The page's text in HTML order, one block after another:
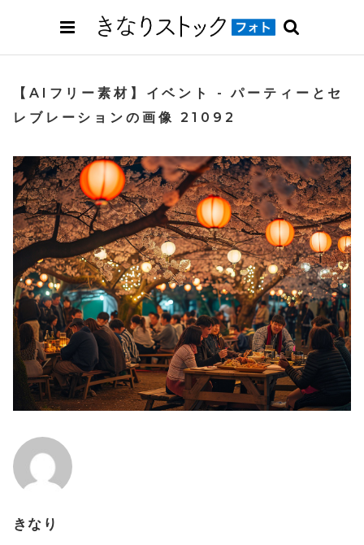
【AIフリー素材】イベント - パーティーとセ
レブレーションの画像 21092
きなり